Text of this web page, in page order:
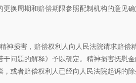
换周期和赔偿期限参照配制机构的意见确
损害，赔偿权利人向人民法院请求赔偿
干问题的解释》予以确定。精神损害抚慰
或者赔偿权利人已经向人民法院起诉的除